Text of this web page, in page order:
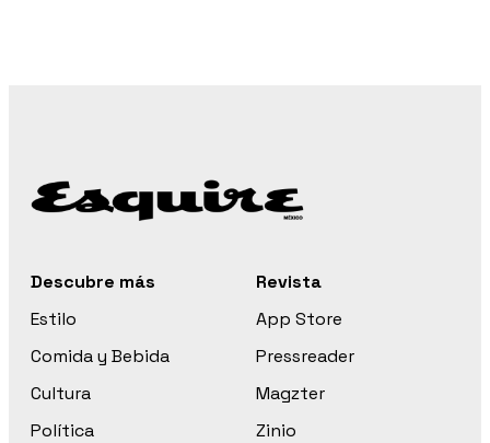
Descubre más
Estilo
Comida y Bebida
Cultura
Política
Revista
App Store
Pressreader
Magzter
Zinio